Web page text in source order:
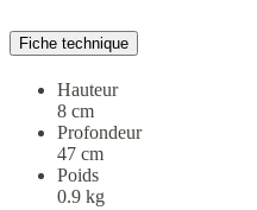
Fiche technique
Hauteur
8 cm
Profondeur
47 cm
Poids
0.9 kg